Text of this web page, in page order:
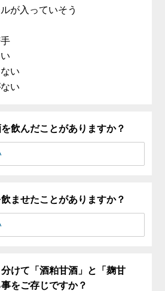
が入っていそう
い
い
飲んだことがありますか？
ませたことがありますか？
けて「酒粕甘酒」と「麹甘
をご存じですか？